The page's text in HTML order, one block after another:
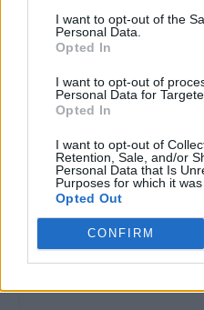
I want to opt-out of the
Personal Data.
Opted In
I want to opt-out of
Personal Data for
Opted In
I want to opt-out of
Retention, Sale, and/or
Personal Data that Is
Purposes for which it was
Opted Out
CONFIRM